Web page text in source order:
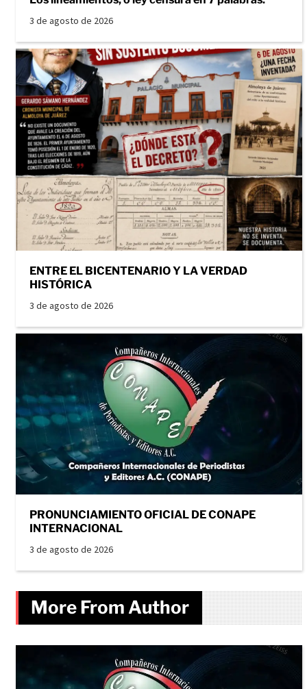
3 de agosto de 2026
ENTRE EL BICENTENARIO Y LA VERDAD
HISTÓRICA
3 de agosto de 2026
PRONUNCIAMIENTO OFICIAL DE CONAPE
INTERNACIONAL
3 de agosto de 2026
More From Author